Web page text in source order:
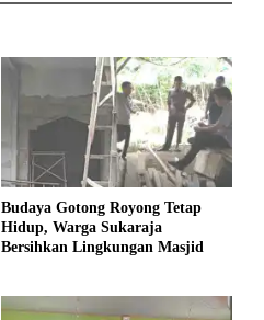
Budaya Gotong Royong Tetap
Hidup, Warga Sukaraja
Bersihkan Lingkungan Masjid